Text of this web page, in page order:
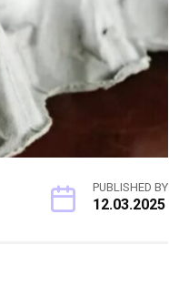
PUBLISHED BY
12.03.2025